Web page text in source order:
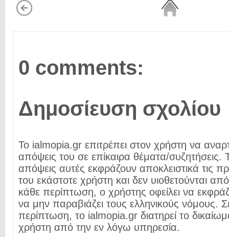
0 comments:
Δημοσίευση σχολίου
Το ialmopia.gr επιτρέπει στον χρήστη να
απόψεις του σε επίκαιρα θέματα/συζητήσεις.
απόψεις αυτές εκφράζουν αποκλειστικά τις
του εκάστοτε χρήστη και δεν υιοθετούνται
κάθε περίπτωση, ο χρήστης οφείλει να
να μην παραβιάζει τους ελληνικούς νόμους.
περίπτωση, το ialmopia.gr διατηρεί το
χρήστη από την εν λόγω υπηρεσία.